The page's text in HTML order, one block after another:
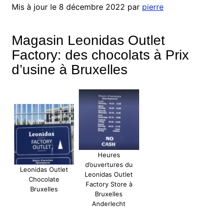
Mis à jour le 8 décembre 2022 par pierre
Magasin Leonidas Outlet
Factory: des chocolats à Prix
d’usine à Bruxelles
Leonidas Outlet
Chocolate
Bruxelles
Heures
d’ouvertures du
Leonidas Outlet
Factory Store à
Bruxelles
Anderlecht